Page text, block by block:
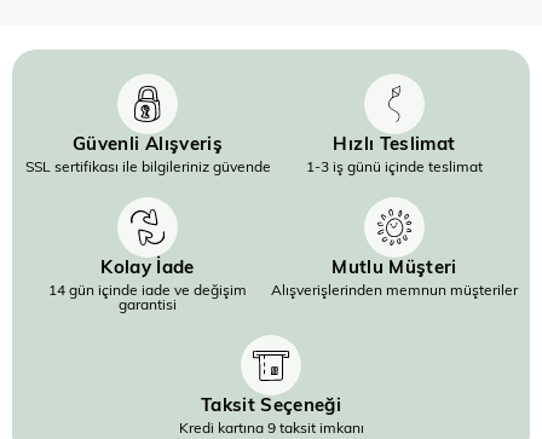
Güvenli Alışveriş
SSL sertifikası ile bilgileriniz güvende
Hızlı Teslimat
1-3 iş günü içinde teslimat
Kolay İade
14 gün içinde iade ve değişim
garantisi
Mutlu Müşteri
Alışverişlerinden memnun müşteriler
Taksit Seçeneği
Kredi kartına 9 taksit imkanı